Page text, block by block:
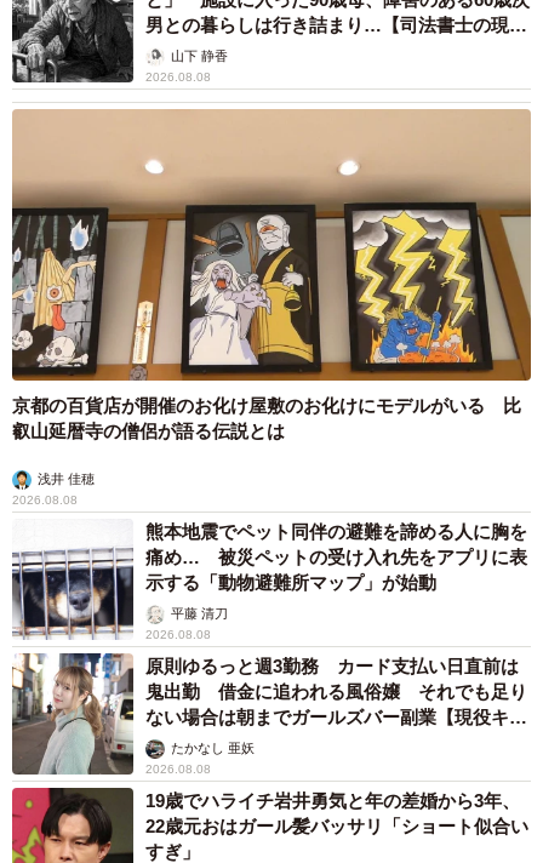
男との暮らしは行き詰まり…【司法書士の現場
から】山下 静香
2026.08.08
京都の百貨店が開催のお化け屋敷のお化けにモデルがいる 比
叡山延暦寺の僧侶が語る伝説とは
浅井 佳穂
2026.08.08
熊本地震でペット同伴の避難を諦める人に胸を
痛め… 被災ペットの受け入れ先をアプリに表
示する「動物避難所マップ」が始動
平藤 清刀
2026.08.08
原則ゆるっと週3勤務 カード支払い日直前は
鬼出勤 借金に追われる風俗嬢 それでも足り
ない場合は朝までガールズバー副業【現役キャ
ストに取材】
たかなし 亜妖
2026.08.08
19歳でハライチ岩井勇気と年の差婚から3年、
22歳元おはガール髪バッサリ「ショート似合い
すぎ」